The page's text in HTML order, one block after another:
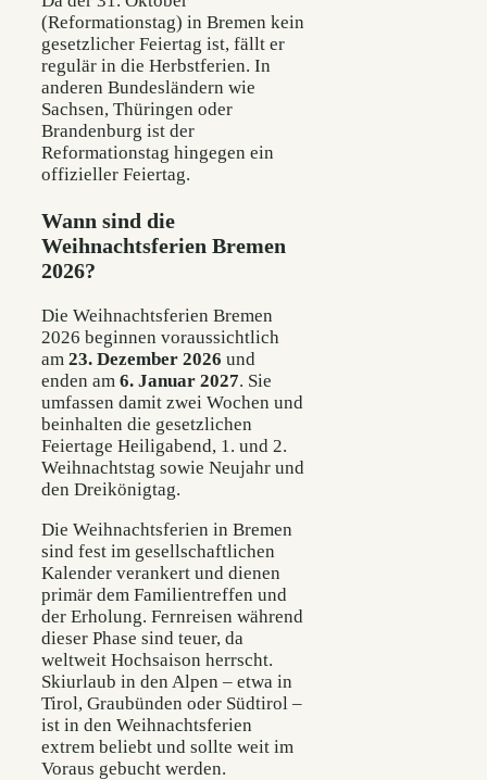
(Reformationstag) in Bremen kein
gesetzlicher Feiertag ist, fällt er
regulär in die Herbstferien. In
anderen Bundesländern wie
Sachsen, Thüringen oder
Brandenburg ist der
Reformationstag hingegen ein
offizieller Feiertag.
Wann sind die
Weihnachtsferien Bremen
2026?
Die Weihnachtsferien Bremen
2026 beginnen voraussichtlich
am 23. Dezember 2026 und
enden am 6. Januar 2027. Sie
umfassen damit zwei Wochen und
beinhalten die gesetzlichen
Feiertage Heiligabend, 1. und 2.
Weihnachtstag sowie Neujahr und
den Dreikönigtag.
Die Weihnachtsferien in Bremen
sind fest im gesellschaftlichen
Kalender verankert und dienen
primär dem Familientreffen und
der Erholung. Fernreisen während
dieser Phase sind teuer, da
weltweit Hochsaison herrscht.
Skiurlaub in den Alpen – etwa in
Tirol, Graubünden oder Südtirol –
ist in den Weihnachtsferien
extrem beliebt und sollte weit im
Voraus gebucht werden.